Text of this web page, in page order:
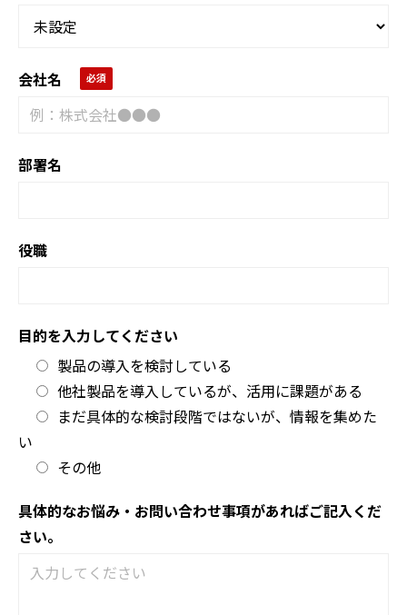
会社名
部署名
役職
目的を入力してください
製品の導入を検討している
他社製品を導入しているが、活用に課題がある
まだ具体的な検討段階ではないが、情報を集めた
い
その他
具体的なお悩み・お問い合わせ事項があればご記入くだ
さい。